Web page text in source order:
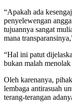
“Apakah ada
penyelewengan
tujuannya sangat
mana
“Hal ini patut
bukan malah
Oleh karenanya,
lembaga antirasuah
terang-terangan